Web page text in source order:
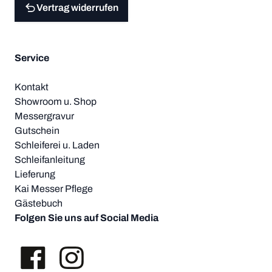
Vertrag widerrufen
Service
Kontakt
Showroom u. Shop
Messergravur
Gutschein
Schleiferei u. Laden
Schleifanleitung
Lieferung
Kai Messer Pflege
Gästebuch
Folgen Sie uns auf Social Media